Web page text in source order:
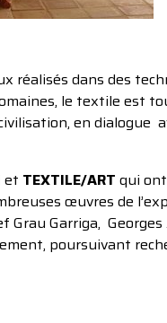
réalisés dans des
le textile est
en dialogue
et TEXTILE/ART qui
œuvres de
Garriga, Georges
poursuivant